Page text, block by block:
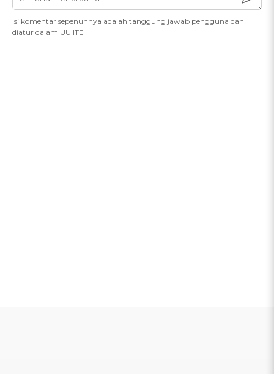
Isi komentar sepenuhnya adalah tanggung jawab pengguna dan
diatur dalam UU ITE